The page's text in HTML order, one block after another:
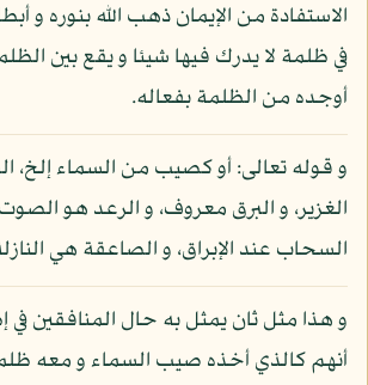
الاستفادة من الإيمان ذهب الله بنوره و
في ظلمة لا يدرك فيها شيئا و يقع بين
أوجده من الظلمة بفعاله.
و قوله تعالى: أو كصيب من السماء إلخ،
الغزير، و البرق معروف، و الرعد هو
السحاب عند الإبراق، و الصاعقة هي
و هذا مثل ثان يمثل به حال المنافقين في
أنهم كالذي أخذه صيب السماء و معه